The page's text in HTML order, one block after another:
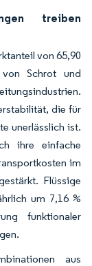
treiben
von 65,90
von Schrot und
die für
unerlässlich ist.
ihre einfache
im
Flüssige
um 7,16 %
funktionaler
aus